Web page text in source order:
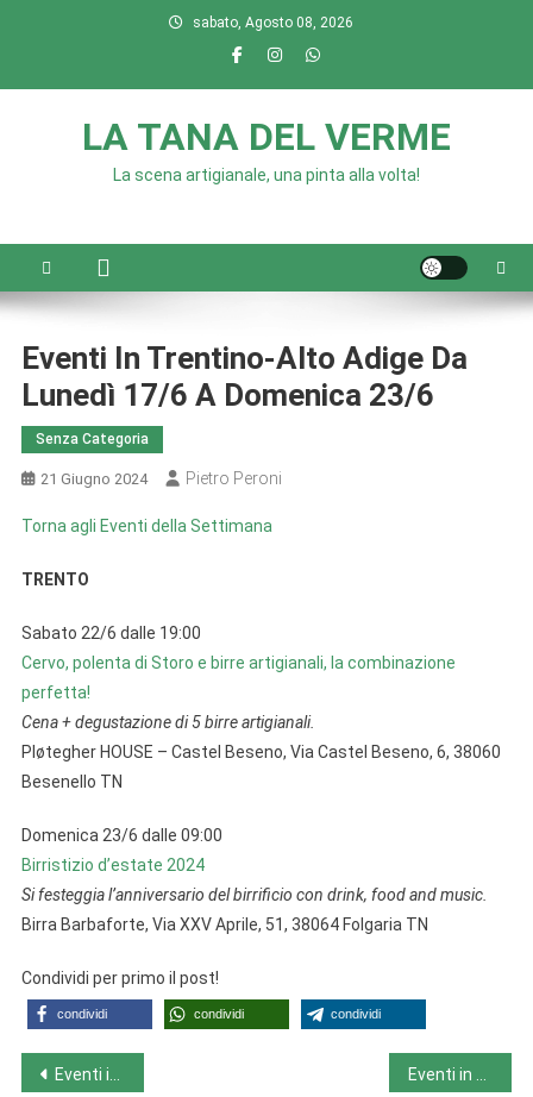
sabato, Agosto 08, 2026
LA TANA DEL VERME
La scena artigianale, una pinta alla volta!
Eventi In Trentino-Alto Adige Da
Lunedì 17/6 A Domenica 23/6
Senza Categoria
21 Giugno 2024 Pietro Peroni
Torna agli Eventi della Settimana
TRENTO
Sabato 22/6 dalle 19:00
Cervo, polenta di Storo e birre artigianali, la combinazione
perfetta!
Cena + degustazione di 5 birre artigianali.
Pløtegher HOUSE – Castel Beseno, Via Castel Beseno, 6, 38060
Besenello TN
Domenica 23/6 dalle 09:00
Birristizio d’estate 2024
Si festeggia l’anniversario del birrificio con drink, food and music.
Birra Barbaforte, Via XXV Aprile, 51, 38064 Folgaria TN
Condividi per primo il post!
condividi condividi condividi
Navigazione
Eventi in Toscana da lunedì 17/6 a domenica 23/6